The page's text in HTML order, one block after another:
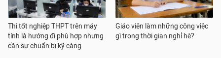
Thi tốt nghiệp THPT trên máy
tính là hướng đi phù hợp nhưng
cần sự chuẩn bị kỹ càng
Giáo viên làm những công việc
gì trong thời gian nghỉ hè?